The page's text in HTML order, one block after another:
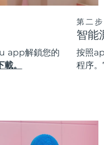
app解鎖您的
。
第二步
智能
按照
程序